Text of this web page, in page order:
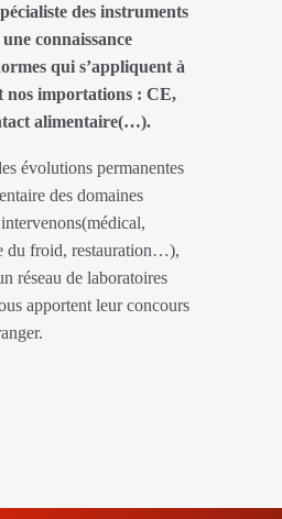
des instruments
connaissance
qui s’appliquent à
nos importations : CE,
alimentaire(…).
évolutions permanentes
des domaines
du froid, restauration…),
réseau de laboratoires
apportent leur concours